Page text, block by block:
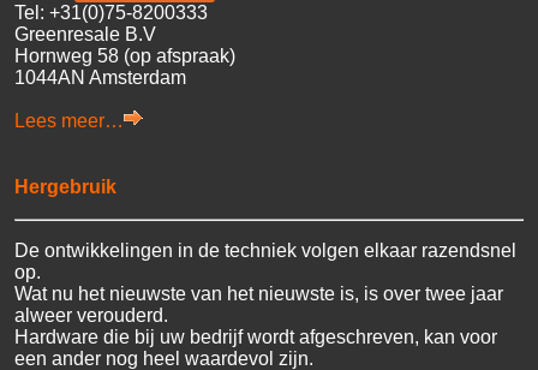
Tel: +31(0)75-8200333
Greenresale B.V
Hornweg 58 (op afspraak)
1044AN Amsterdam
Lees meer…
Hergebruik
De ontwikkelingen in de techniek volgen elkaar razendsnel
op.
Wat nu het nieuwste van het nieuwste is, is over twee jaar
alweer verouderd.
Hardware die bij uw bedrijf wordt afgeschreven, kan voor
een ander nog heel waardevol zijn.